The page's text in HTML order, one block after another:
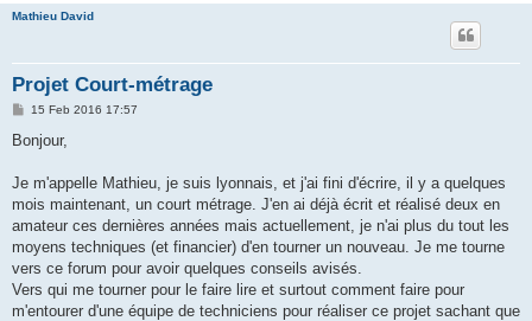
Mathieu David
Projet Court-métrage
P
s
15 Feb 2016 17:57
Bonjour,
Je m'appelle Mathieu, je suis lyonnais, et j'ai fini d'écrire, il y a quelques
mois maintenant, un court métrage. J'en ai déjà écrit et réalisé deux en
amateur ces dernières années mais actuellement, je n'ai plus du tout les
moyens techniques (et financier) d'en tourner un nouveau. Je me tourne
vers ce forum pour avoir quelques conseils avisés.
Vers qui me tourner pour le faire lire et surtout comment faire pour
m'entourer d'une équipe de techniciens pour réaliser ce projet sachant que